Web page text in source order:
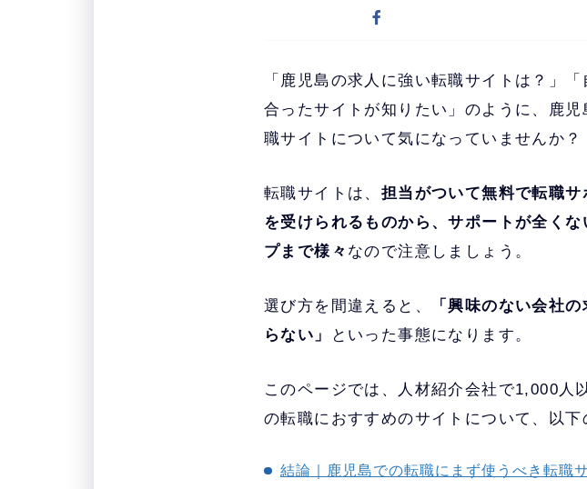
「鹿児島の求人に強い転職サイトは？」「
合ったサイトが知りたい」のように、鹿児
職サイトについて気になっていませんか？
転職サイトは、 担当がついて無料で転職サ
を受けられるものから、サポートが全くな
プまで様々 なので注意しましょう。
選び方を間違えると、
「興味のない会社
らない」
といった事態になります。
このページでは、人材紹介会社で1,000人
の転職におすすめのサイトについて、以下
結論｜鹿児島での転職にまず使うべき転職